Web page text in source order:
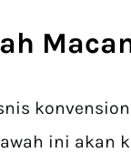
ini akan